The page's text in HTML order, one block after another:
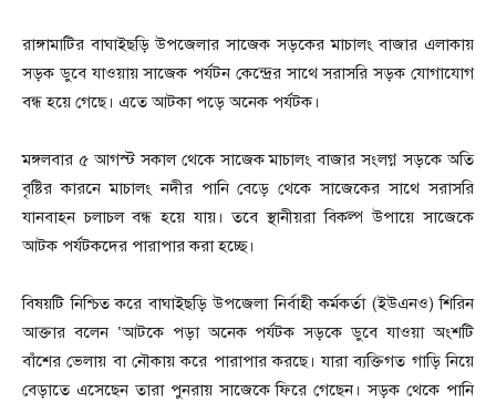
রাঙ্গামাটির বাঘাইছড়ি উপজেলার সাজেক সড়কের মাচালং বাজার এলাকায়
সড়ক ডুবে যাওয়ায় সাজেক পর্যটন কেন্দ্রের সাথে সরাসরি সড়ক যোগাযোগ
বন্ধ হয়ে গেছে। এতে আটকা পড়ে অনেক পর্যটক।
মঙ্গলবার ৫ আগস্ট সকাল থেকে সাজেক মাচালং বাজার সংলগ্ন সড়কে অতি
বৃষ্টির কারনে মাচালং নদীর পানি বেড়ে থেকে সাজেকের সাথে সরাসরি
যানবাহন চলাচল বন্ধ হয়ে যায়। তবে স্থানীয়রা বিকল্প উপায়ে সাজেকে
আটক পর্যটকদের পারাপার করা হচ্ছে।
বিষয়টি নিশ্চিত করে বাঘাইছড়ি উপজেলা নির্বাহী কর্মকর্তা (ইউএনও) শিরিন
আক্তার বলেন ‘আটকে পড়া অনেক পর্যটক সড়কে ডুবে যাওয়া অংশটি
বাঁশের ভেলায় বা নৌকায় করে পারাপার করছে। যারা ব্যক্তিগত গাড়ি নিয়ে
বেড়াতে এসেছেন তারা পুনরায় সাজেকে ফিরে গেছেন। সড়ক থেকে পানি